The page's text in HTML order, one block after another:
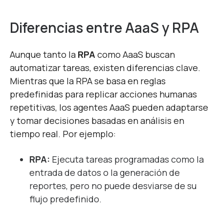
Diferencias entre AaaS y RPA
Aunque tanto la RPAcomo AaaS buscan
automatizar tareas, existen diferencias clave.
Mientras que la RPA se basa en reglas
predefinidas para replicar acciones humanas
repetitivas, los agentes AaaS pueden adaptarse
y tomar decisiones basadas en análisis en
tiempo real. Por ejemplo:
RPA: Ejecuta tareas programadas como la
entrada de datos o la generación de
reportes, pero no puede desviarse de su
flujo predefinido.